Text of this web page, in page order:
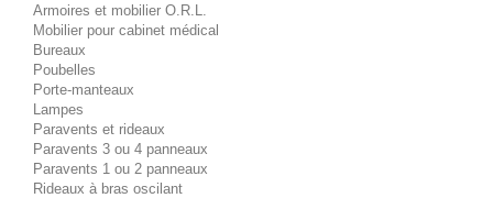
Armoires et mobilier O.R.L.
Mobilier pour cabinet médical
Bureaux
Poubelles
Porte-manteaux
Lampes
Paravents et rideaux
Paravents 3 ou 4 panneaux
Paravents 1 ou 2 panneaux
Rideaux à bras oscilant